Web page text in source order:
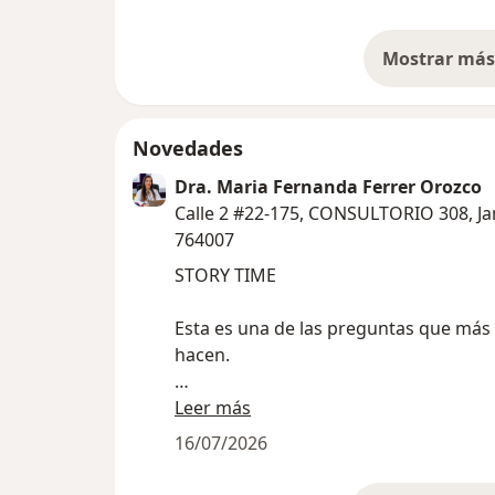
Mostrar
Novedades
Dra. Maria Fernanda Ferrer Orozco
Calle 2 #22-175, CONSULTORIO 308,
764007
STORY TIME
Esta es una de las preguntas que
hacen.
Durante muchos años tuve el privilegio
trabajar dentro del sistema de salud.
Leer más
16/07/2026